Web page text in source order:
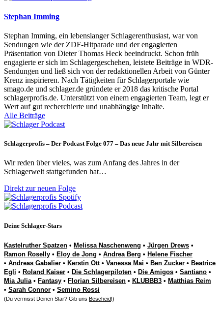
Stephan Imming
Stephan Imming, ein lebenslanger Schlagerenthusiast, war von
Sendungen wie der ZDF-Hitparade und der engagierten
Präsentation von Dieter Thomas Heck beeindruckt. Schon früh
engagierte er sich im Schlagergeschehen, leistete Beiträge in WDR-
Sendungen und ließ sich von der redaktionellen Arbeit von Günter
Krenz inspirieren. Nach Tätigkeiten für Schlagerportale wie
smago.de und schlager.de gründete er 2018 das kritische Portal
schlagerprofis.de. Unterstützt von einem engagierten Team, legt er
Wert auf gut recherchierte und unabhängige Inhalte.
Alle Beiträge
Schlagerprofis – Der Podcast Folge 077 – Das neue Jahr mit Silbereisen
Wir reden über vieles, was zum Anfang des Jahres in der
Schlagerwelt stattgefunden hat…
Direkt zur neuen Folge
Deine Schlager-Stars
Kastelruther Spatzen • Melissa Naschenweng • Jürgen Drews •
Ramon Roselly • Eloy de Jong • Andrea Berg • Helene Fischer
• Andreas Gabalier • Kerstin Ott• Vanessa Mai • Ben Zucker • Beatrice
Egli • Roland Kaiser • Die Schlagerpiloten • Die Amigos • Santiano •
Mia Julia • Fantasy • Florian Silbereisen • KLUBBB3 • Matthias Reim
• Sarah Connor • Semino Rossi
(Du vermisst Deinen Star? Gib uns Bescheid!)